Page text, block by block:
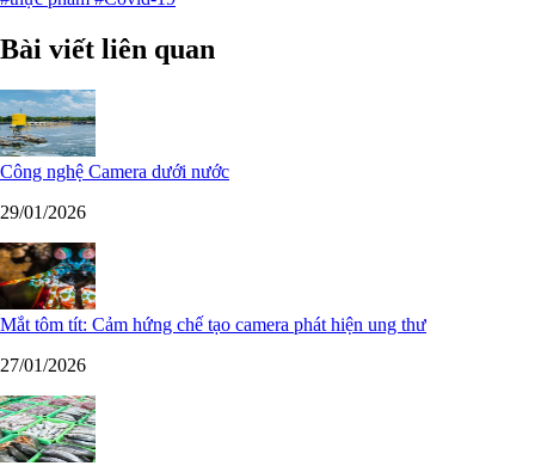
Bài viết liên quan
Công nghệ Camera dưới nước
29/01/2026
Mắt tôm tít: Cảm hứng chế tạo camera phát hiện ung thư
27/01/2026